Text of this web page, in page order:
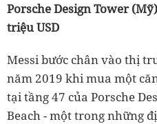
Porsche Design Tower
triệu USD
Messi bước chân vào thị
năm 2019 khi mua một
tại tầng 47 của Porsche
Beach - một trong những